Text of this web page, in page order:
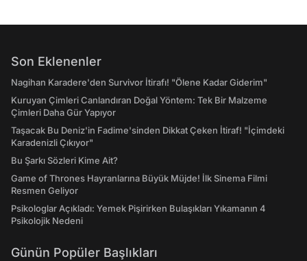
Son Eklenenler
Nagihan Karadere'den Survivor İtirafı! "Ölene Kadar Giderim"
Kuruyan Çimleri Canlandıran Doğal Yöntem: Tek Bir Malzeme
Çimleri Daha Gür Yapıyor
Taşacak Bu Deniz'in Fadime'sinden Dikkat Çeken İtiraf! "İçimdeki
Karadenizli Çıkıyor"
Bu Şarkı Sözleri Kime Ait?
Game of Thrones Hayranlarına Büyük Müjde! İlk Sinema Filmi
Resmen Geliyor
Psikologlar Açıkladı: Yemek Pişirirken Bulaşıkları Yıkamanın 4
Psikolojik Nedeni
Günün Popüler Başlıkları